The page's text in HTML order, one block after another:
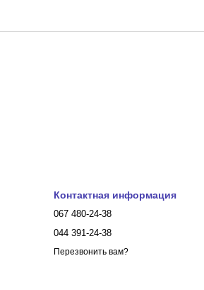
Контактная информация
067 480-24-38
044 391-24-38
Перезвонить вам?